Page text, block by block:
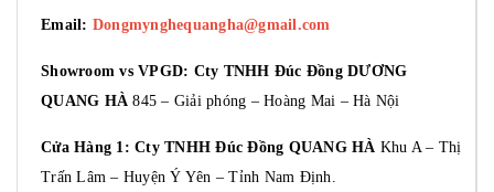
Email: Dongmynghequangha@gmail.com
Showroom vs VPGD: Cty TNHH Đúc Đồng DƯƠNG
QUANG HÀ 845 – Giải phóng – Hoàng Mai – Hà Nội
Cửa Hàng 1: Cty TNHH Đúc Đồng QUANG HÀ Khu A – Thị
Trấn Lâm – Huyện Ý Yên – Tỉnh Nam Định.